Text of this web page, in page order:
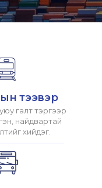
тээвэр
галт тэргээр
найдвартай
хийдэг.